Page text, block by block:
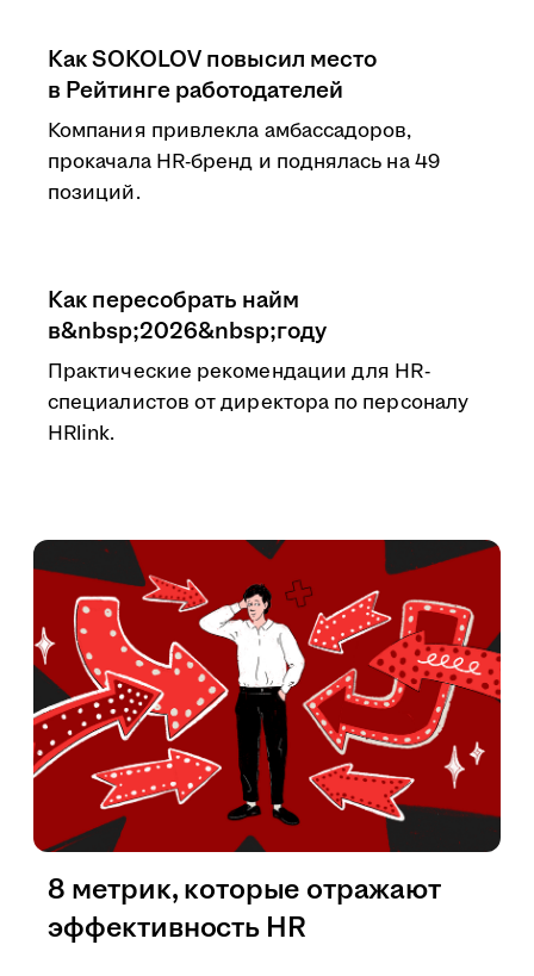
Как SOKOLOV повысил место
в Рейтинге работодателей
Компания привлекла амбассадоров,
прокачала HR-бренд и поднялась на 49
позиций.
Как пересобрать найм
в&nbsp;2026&nbsp;году
Практические рекомендации для HR-
специалистов от директора по персоналу
HRlink.
8 метрик, которые отражают
эффективность HR